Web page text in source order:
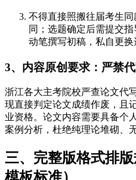
不得直接照搬往届考生
同；选题确定后需提交
动笔撰写初稿，私自更换
3、内容原创要求：严禁
浙江各大主考院校严查论文代
现直接判定论文成绩作废，且
业资格。论文内容需要具备个
案例分析，杜绝纯理论堆砌、
三、完整版格式排